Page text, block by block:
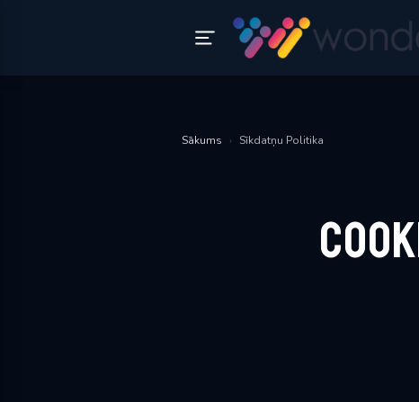
Sākums › Sīkdatņu Politika